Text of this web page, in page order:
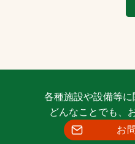
各種施設や設備等
どんなことでも、
お